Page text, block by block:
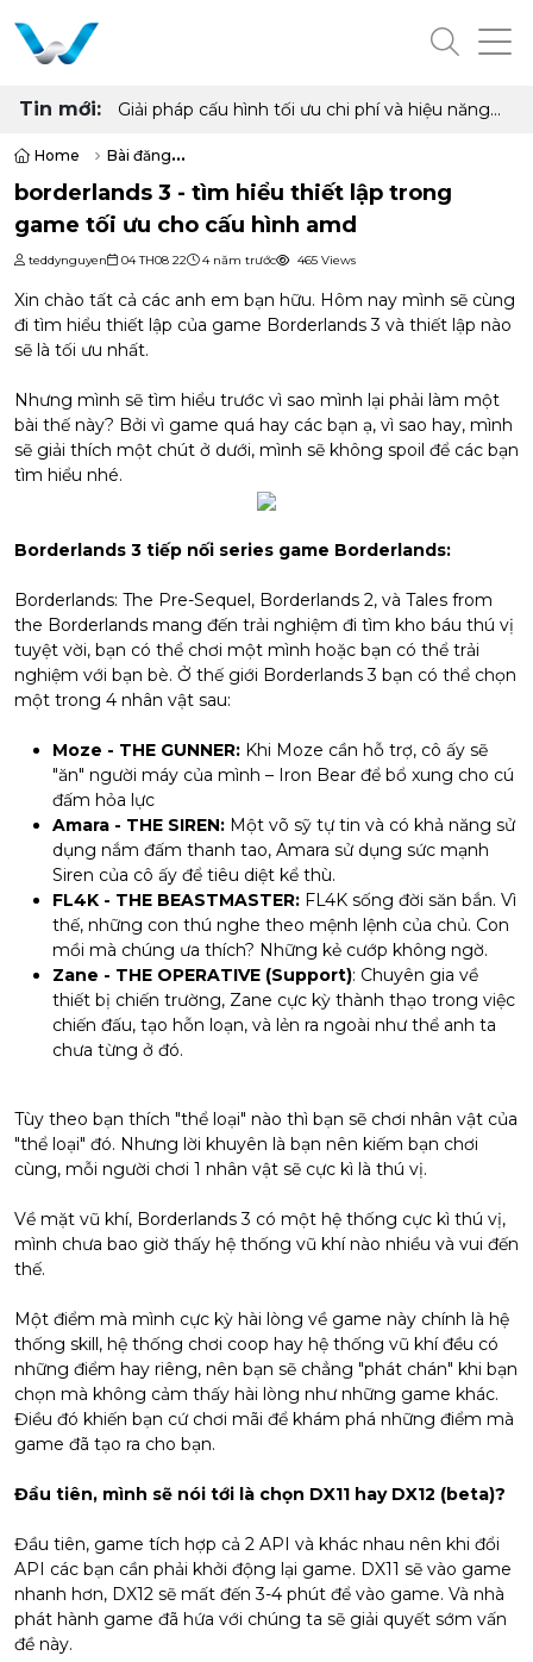
Tin mới:
Giải pháp cấu hình tối ưu chi phí và hiệu năng
5700G, 5700X và Radeon RX 6500XT, 7600
Home
Bài đăng
borderlands 3 - tìm hiểu thiết lập trong game tối ưu cho cấu hình
borderlands 3 - tìm hiểu thiết lập trong
game tối ưu cho cấu hình amd
teddynguyen 04 TH08 22 4 năm trước 465 Views
Xin chào tất cả các anh em bạn hữu. Hôm nay mình sẽ cùng
đi tìm hiểu thiết lập của game Borderlands 3 và thiết lập nào
sẽ là tối ưu nhất.
Nhưng mình sẽ tìm hiểu trước vì sao mình lại phải làm một
bài thế này? Bởi vì game quá hay các bạn ạ, vì sao hay, mình
sẽ giải thích một chút ở dưới, mình sẽ không spoil để các bạn
tìm hiểu nhé.
Borderlands 3 tiếp nối series game Borderlands:
Borderlands: The Pre-Sequel, Borderlands 2, và Tales from
the Borderlands mang đến trải nghiệm đi tìm kho báu thú vị
tuyệt vời, bạn có thể chơi một mình hoặc bạn có thể trải
nghiệm với bạn bè. Ở thế giới Borderlands 3 bạn có thể chọn
một trong 4 nhân vật sau:
Moze - THE GUNNER: Khi Moze cần hỗ trợ, cô ấy sẽ
"ăn" người máy của mình – Iron Bear để bổ xung cho cú
đấm hỏa lực
Amara - THE SIREN: Một võ sỹ tự tin và có khả năng sử
dụng nắm đấm thanh tao, Amara sử dụng sức mạnh
Siren của cô ấy để tiêu diệt kể thù.
FL4K - THE BEASTMASTER: FL4K sống đời săn bắn. Vì
thế, những con thú nghe theo mệnh lệnh của chủ. Con
mồi mà chúng ưa thích? Những kẻ cướp không ngờ.
Zane - THE OPERATIVE (Support): Chuyên gia về
thiết bị chiến trường, Zane cực kỳ thành thạo trong việc
chiến đấu, tạo hỗn loạn, và lẻn ra ngoài như thể anh ta
chưa từng ở đó.
Tùy theo bạn thích "thể loại" nào thì bạn sẽ chơi nhân vật của
"thể loại" đó. Nhưng lời khuyên là bạn nên kiếm bạn chơi
cùng, mỗi người chơi 1 nhân vật sẽ cực kì là thú vị.
Về mặt vũ khí, Borderlands 3 có một hệ thống cực kì thú vị,
mình chưa bao giờ thấy hệ thống vũ khí nào nhiều và vui đến
thế.
Một điểm mà mình cực kỳ hài lòng về game này chính là hệ
thống skill, hệ thống chơi coop hay hệ thống vũ khí đều có
những điểm hay riêng, nên bạn sẽ chẳng "phát chán" khi bạn
chọn mà không cảm thấy hài lòng như những game khác.
Điều đó khiến bạn cứ chơi mãi để khám phá những điểm mà
game đã tạo ra cho bạn.
Đầu tiên, mình sẽ nói tới là chọn DX11 hay DX12 (beta)?
Đầu tiên, game tích hợp cả 2 API và khác nhau nên khi đổi
API các bạn cần phải khởi động lại game. DX11 sẽ vào game
nhanh hơn, DX12 sẽ mất đến 3-4 phút để vào game. Và nhà
phát hành game đã hứa với chúng ta sẽ giải quyết sớm vấn
đề này.